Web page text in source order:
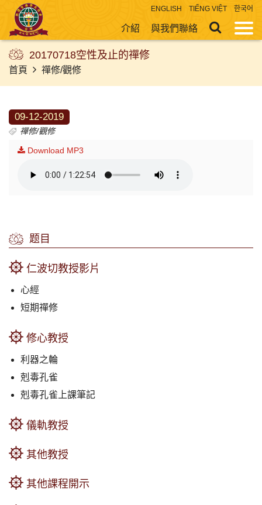
ENGLISH TIẾNG VIỆT 한국어
介紹 與我們聯絡
20170718空性及止的禪修
首頁 禪修/觀修
09-12-2019
禪修/觀修
Download MP3
题目
仁波切教授影片
心經
短期禪修
修心教授
利器之輪
剋毒孔雀
剋毒孔雀上課筆記
儀軌教授
其他教授
其他課程開示